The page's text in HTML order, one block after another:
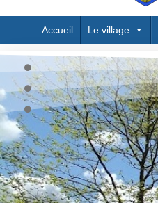
Accueil Le village